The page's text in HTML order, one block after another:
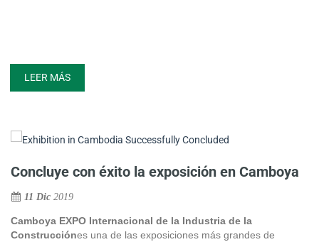
LEER MÁS
Concluye con éxito la exposición en Camboya
11 Dic 2019
Camboya EXPO Internacional de la Industria de la
Construcciónes una de las exposiciones más grandes de